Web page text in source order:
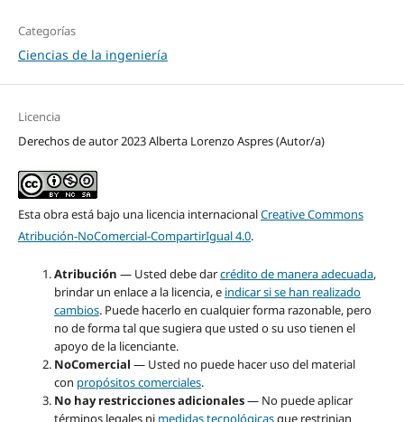
Categorías
Ciencias de la ingeniería
Licencia
Derechos de autor 2023 Alberta Lorenzo Aspres (Autor/a)
Esta obra está bajo una licencia internacionalCreative Commons
Atribución-NoComercial-CompartirIgual 4.0.
Atribución — Usted debe darcrédito de manera adecuada,
brindar un enlace a la licencia, e indicar si se han realizado
cambios. Puede hacerlo en cualquier forma razonable, pero
no de forma tal que sugiera que usted o su uso tienen el
apoyo de la licenciante.
NoComercial — Usted no puede hacer uso del material
con propósitos comerciales.
No hay restricciones adicionales— No puede aplicar
términos legales ni medidas tecnológicasque restrinjan